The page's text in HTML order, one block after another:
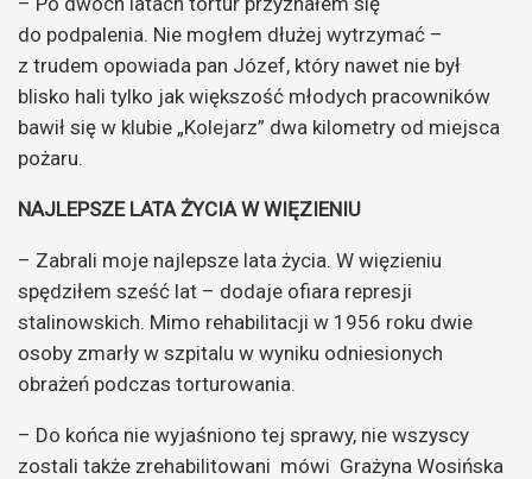
do podpalenia. Nie mogłem dłużej wytrzymać –
z trudem opowiada pan Józef, który nawet nie był
blisko hali tylko jak większość młodych pracowników
bawił się w klubie „Kolejarz” dwa kilometry od miejsca
pożaru.
NAJLEPSZE LATA ŻYCIA W WIĘZIENIU
– Zabrali moje najlepsze lata życia. W więzieniu
spędziłem sześć lat – dodaje ofiara represji
stalinowskich. Mimo rehabilitacji w 1956 roku dwie
osoby zmarły w szpitalu w wyniku odniesionych
obrażeń podczas torturowania.
– Do końca nie wyjaśniono tej sprawy, nie wszyscy
zostali także zrehabilitowani mówi Grażyna Wosińska